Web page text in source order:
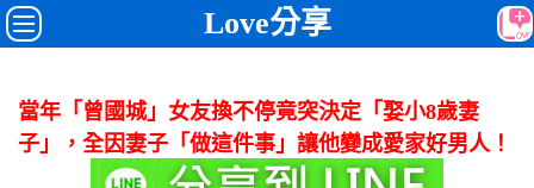
Love分享
當年「曾國城」女友換不停竟突決定「娶小8歲妻
子」，全因妻子「做這件事」讓他變成愛家好男人！